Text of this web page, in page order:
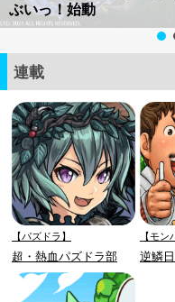
【あつ森ID配布】鬼滅の
連載
【パズドラ】
超・熱血パズドラ部
【モン
逆鱗